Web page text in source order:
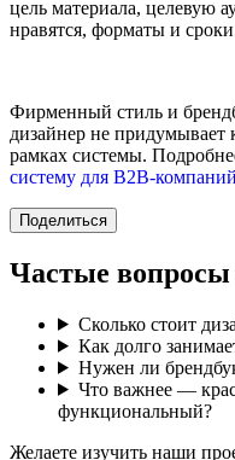
цель материала, целевую
нравятся, форматы и
Фирменный стиль и
дизайнер не придумывает
рамках системы.
систему для B2B-компаний
Поделиться
Частые вопросы
Сколько стоит
Как долго
Нужен ли
Что важнее —
функциональный?
Желаете изучить наши